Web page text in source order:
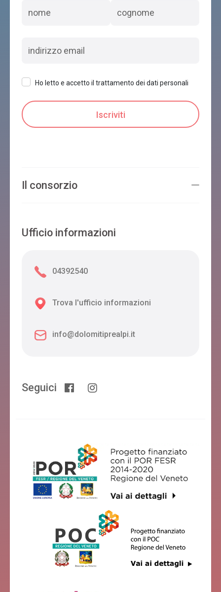
Ho letto e accetto il trattamento dei dati personali
Il consorzio
Ufficio informazioni
04392540
Trova l'ufficio informazioni
info@dolomitiprealpi.it
Seguici